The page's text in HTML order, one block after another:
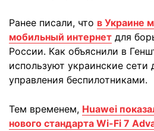
Ранее писали, что в Украине
мобильный интернет для
России. Как объяснили в
используют украинские сети
управления беспилотниками.
Тем временем, Huawei
нового стандарта Wi-Fi 7